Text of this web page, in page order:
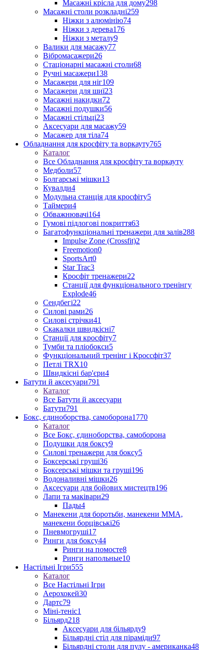
Масажні крісла для дому298
Масажні столи розкладні259
Ніжки з алюмінію74
Ніжки з дерева176
Ніжки з металу9
Валики для масажу77
Вібромасажери26
Стаціонарні масажні столи68
Ручні масажери138
Масажери для ніг109
Масажери для шиї23
Масажні накидки72
Масажні подушки56
Масажні стільці23
Аксесуари для масажу59
Масажер для тіла74
Обладнання для кросфіту та воркауту765
Каталог
Все Обладнання для кросфіту та воркауту
Медболи57
Болгарські мішки13
Кувалди4
Модульна станція для кросфіту5
Таймери4
Обважнювачі164
Гумові підлогові покриття63
Багатофункціональні тренажери для залів288
Impulse Zone (Crossfit)2
Freemotion0
SportsArt0
Star Trac3
Кросфіт тренажери22
Станції для функціонального тренінгу
Explode46
Сендбегі22
Силові рами26
Силові стрічки41
Скакалки швидкісні7
Станції для кросфіту7
Тумби та пліобокси5
Функціональний тренінг і Кроссфіт37
Петлі TRX10
Швидкісні бар'єри4
Батути й аксесуари791
Каталог
Все Батути й аксесуари
Батути791
Бокс, єдиноборства, самоборона1770
Каталог
Все Бокс, єдиноборства, самоборона
Подушки для боксу9
Силові тренажери для боксу5
Боксерські груші36
Боксерські мішки та груші196
Водоналивні мішки26
Аксесуари для бойових мистецтв196
Лапи та маківари29
Пады4
Манекени для боротьби, манекени ММА,
манекени борцівські26
Пневмогруші17
Ринги для боксу44
Ринги на помосте8
Ринги напольные10
Настільні Ігри555
Каталог
Все Настільні Ігри
Аерохокей30
Дартс79
Міні-теніс1
Більярд218
Аксесуари для більярду9
Більярдні стіл для піраміди97
Більярдні столи для пулу - американка48